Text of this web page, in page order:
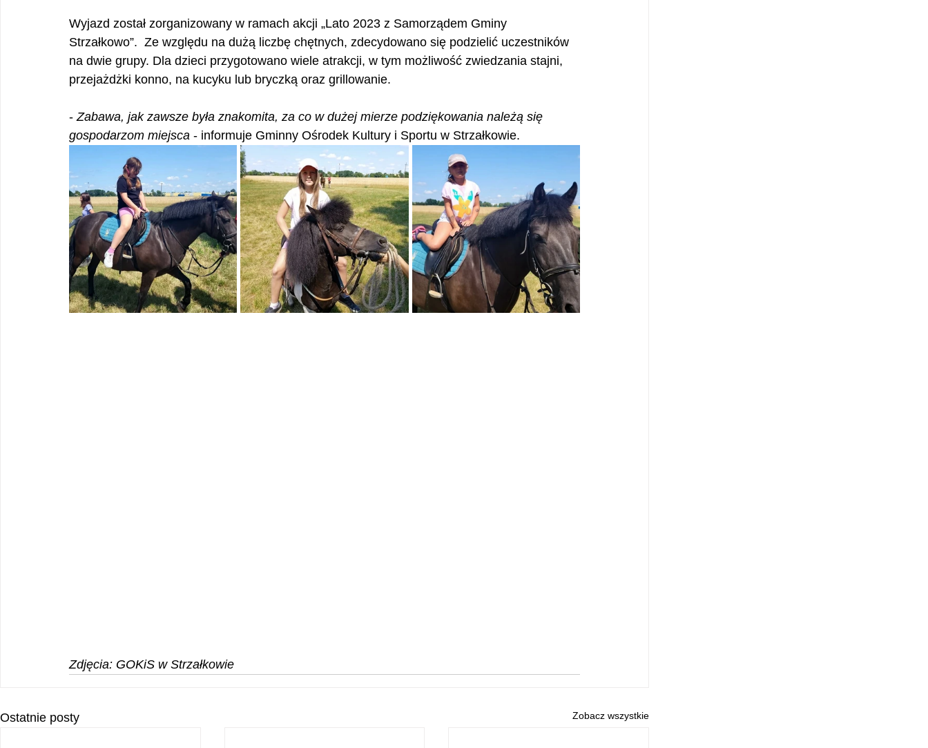
Wyjazd został zorganizowany w ramach akcji „Lato 2023 z Samorządem Gminy
Strzałkowo”.  Ze względu na dużą liczbę chętnych, zdecydowano się podzielić uczestników
na dwie grupy. Dla dzieci przygotowano wiele atrakcji, w tym możliwość zwiedzania stajni,
przejażdżki konno, na kucyku lub bryczką oraz grillowanie.
- Zabawa, jak zawsze była znakomita, za co w dużej mierze podziękowania należą się
gospodarzom miejsca - informuje Gminny Ośrodek Kultury i Sportu w Strzałkowie.
Zdjęcia: GOKiS w Strzałkowie
Ostatnie posty Zobacz wszystkie